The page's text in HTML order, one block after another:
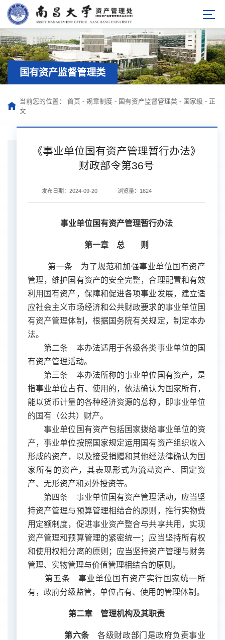
国有资产监督管理类
当前您的位置： 首页 - 规章制度 - 国有资产监督管理类 - 国家级 - 正
文
《事业单位国有资产管理暂行办法》
财政部令第36号
发布日期：2024-09-20 浏览量： 1624
事业单位国有资产管理暂行办法
第一章 总 则
第一条 为了规范和加强事业单位国有资产
管理，维护国有资产的安全完整，合理配置和有效
利用国有资产，保障和促进各项事业发展，建立适
应社会主义市场经济和公共财政要求的事业单位国
有资产管理体制，根据国务院有关规定，制定本办
法。
第二条 本办法适用于各级各类事业单位的国
有资产管理活动。
第三条 本办法所称的事业单位国有资产，是
指事业单位占有、使用的，依法确认为国家所有，
能以货币计量的各种经济资源的总称，即事业单位
的国有（公共）财产。
事业单位国有资产包括国家拨给事业单位的资
产，事业单位按照国家规定运用国有资产组织收入
形成的资产，以及接受捐赠和其他经法律确认为国
家所有的资产，其表现形式为流动资产、固定资
产、无形资产和对外投资等。
第四条 事业单位国有资产管理活动，应当坚
持资产管理与预算管理相结合的原则，推行实物费
用定额制度，促进事业资产整合与共享共用，实现
资产管理和预算管理的紧密统一；应当坚持所有权
和使用权相分离的原则；应当坚持资产管理与财务
管理、实物管理与价值管理相结合的原则。
第五条 事业单位国有资产实行国家统一所
有，政府分级监管，单位占有、使用的管理体制。
第二章 管理机构及其职责
第六条各级财政部门是政府负责事业